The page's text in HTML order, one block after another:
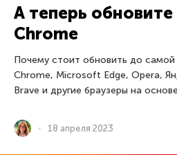
А теперь
Chrome
Почему стоит обновить до
Chrome, Microsoft Edge, Opera,
Brave и другие браузеры на
18 апреля 2023